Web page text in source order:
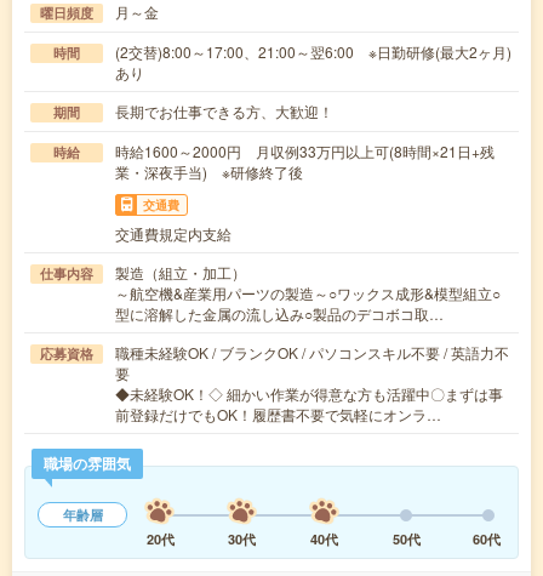
曜日頻度 月～金
時間
(2交替)8:00～17:00、21:00～翌6:00 ※日勤研修(最大2ヶ月)
あり
期間 長期でお仕事できる方、大歓迎！
時給
時給1600～2000円 月収例33万円以上可(8時間×21日+残
業・深夜手当) ※研修終了後
交通費
交通費規定内支給
仕事内容
製造（組立・加工）
～航空機&産業用パーツの製造～○ワックス成形&模型組立○
型に溶解した金属の流し込み○製品のデコボコ取…
応募資格
職種未経験OK / ブランクOK / パソコンスキル不要 / 英語力不
要
◆未経験OK！◇ 細かい作業が得意な方も活躍中〇まずは事
前登録だけでもOK！履歴書不要で気軽にオンラ…
職場の雰囲気
年齢層
20代
30代 40代 50代 60代